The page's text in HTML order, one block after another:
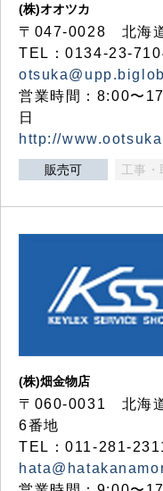
(株)オオツカ
〒047-0028 北海
TEL：0134-23-
営業時間：8:00〜
日
http://
販売可 工事・
(株)畑金物店
〒060-0031 北海道
6番地
TEL：011-281-